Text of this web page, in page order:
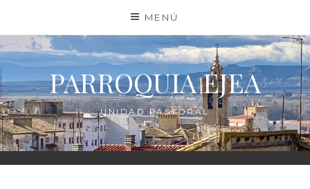
contenido
MENÚ
PARROQUIA EJEA
UNIDAD PASTORAL